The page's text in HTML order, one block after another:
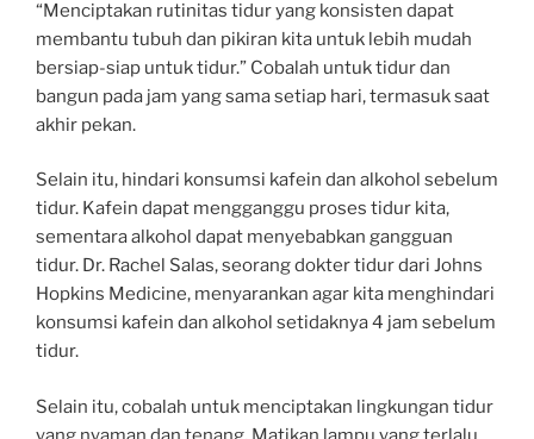
“Menciptakan rutinitas tidur yang konsisten dapat
membantu tubuh dan pikiran kita untuk lebih mudah
bersiap-siap untuk tidur.” Cobalah untuk tidur dan
bangun pada jam yang sama setiap hari, termasuk saat
akhir pekan.
Selain itu, hindari konsumsi kafein dan alkohol sebelum
tidur. Kafein dapat mengganggu proses tidur kita,
sementara alkohol dapat menyebabkan gangguan
tidur. Dr. Rachel Salas, seorang dokter tidur dari Johns
Hopkins Medicine, menyarankan agar kita menghindari
konsumsi kafein dan alkohol setidaknya 4 jam sebelum
tidur.
Selain itu, cobalah untuk menciptakan lingkungan tidur